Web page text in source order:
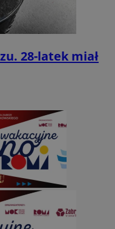
28-latek miał